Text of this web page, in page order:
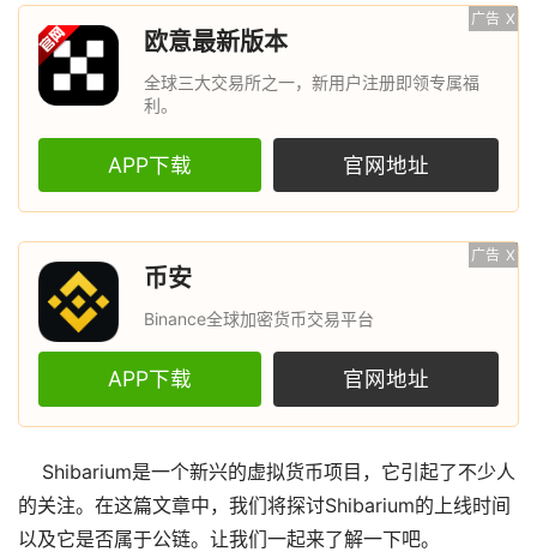
广告 X
欧意最新版本
全球三大交易所之一，新用户注册即领专属福
利。
APP下载 官网地址
广告 X
币安
Binance全球加密货币交易平台
APP下载 官网地址
Shibarium是一个新兴的虚拟货币项目，它引起了不少人
的关注。在这篇文章中，我们将探讨Shibarium的上线时间
以及它是否属于公链。让我们一起来了解一下吧。